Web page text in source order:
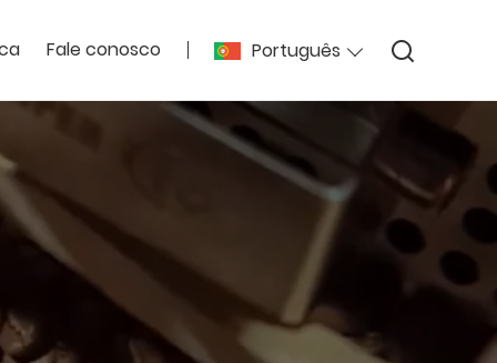
Português
Fale conosco